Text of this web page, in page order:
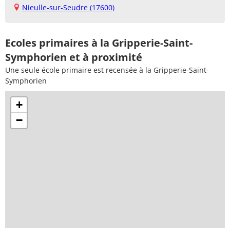
Nieulle-sur-Seudre (17600)
Ecoles primaires à la Gripperie-Saint-
Symphorien et à proximité
Une seule école primaire est recensée à la Gripperie-Saint-
Symphorien
+
−